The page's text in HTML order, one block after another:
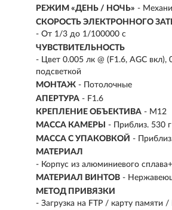
РЕЖИМ «ДЕНЬ / НОЧЬ» -
СКОРОСТЬ ЭЛЕКТРОННОГО
- От 1/3 до 1/100000 с
ЧУВСТВИТЕЛЬНОСТЬ
- Цвет 0.005 лк @ (F1.6, AGC
подсветкой
МОНТАЖ - Потолочные
АПЕРТУРА - F1.6
КРЕПЛЕНИЕ ОБЪЕКТИВА - M12
МАССА КАМЕРЫ
- Приблиз. 530 г
МАССА С УПАКОВКОЙ -
МАТЕРИАЛ
- Корпус из алюминиевого
МАТЕРИАЛ ВИНТОВ -
МЕТОД ПРИВЯЗКИ
- Загрузка на FTP / карту памяти